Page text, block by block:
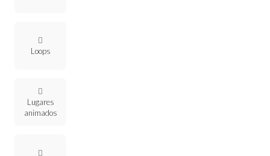
Loops
Lugares
animados